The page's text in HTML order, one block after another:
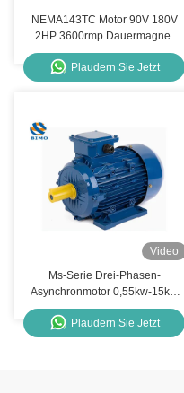
NEMA143TC Motor 90V 180V
2HP 3600rmp Dauermagnet
Gleichstrommotor mit
abnehmbarer Basis
Plaudern Sie Jetzt
Video
Ms-Serie Drei-Phasen-
Asynchronmotor 0,55kw-15kw
Wechselstrom-Induktions-
Elektromotor
Plaudern Sie Jetzt